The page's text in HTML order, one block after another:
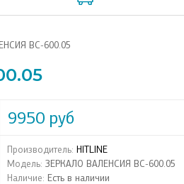
ВС-600.05
9950 руб
Производитель: HITLINE
Модель: ЗЕРКАЛО ВАЛЕНСИЯ ВС-600.05
Наличие: Есть в наличии